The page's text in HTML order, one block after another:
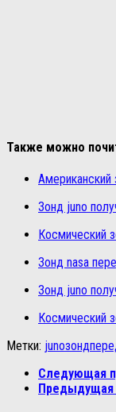
Также можно
Американский
Зонд juno
Космический
Зонд nasa
Зонд juno
Космический
Метки: junoзонд
Следующая
Предыдущая